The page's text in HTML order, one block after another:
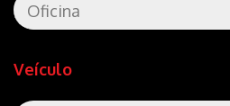
Oficina
Veículo